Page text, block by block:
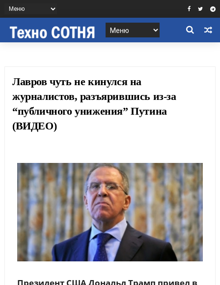
Лавров чуть не кинулся на
журналистов, разъярившись из-за
“публичного унижения” Путина
(ВИДЕО)